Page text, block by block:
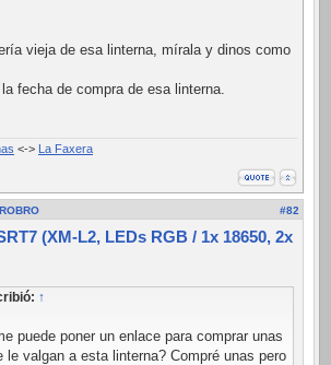
vieja de esa linterna, mírala y dinos como
fecha de compra de esa linterna.
<-> La Faxera
#82
(XM-L2, LEDs RGB / 1x 18650, 2x
↑
puede poner un enlace para comprar unas
le valgan a esta linterna? Compré unas pero